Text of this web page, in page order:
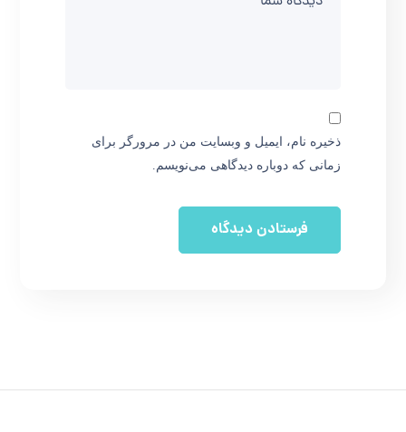
ذخیره نام، ایمیل و وبسایت من در مرورگر برای
زمانی که دوباره دیدگاهی می‌نویسم.